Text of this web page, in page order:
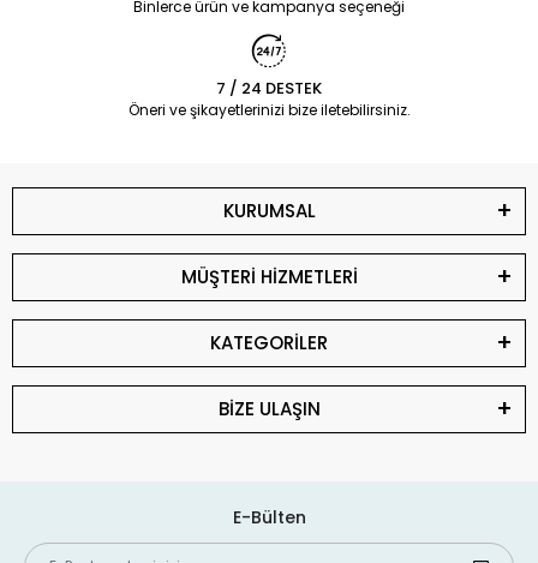
Binlerce ürün ve kampanya seçeneği
7 / 24 DESTEK
Öneri ve şikayetlerinizi bize iletebilirsiniz.
KURUMSAL
MÜŞTERİ HİZMETLERİ
KATEGORİLER
BİZE ULAŞIN
E-Bülten